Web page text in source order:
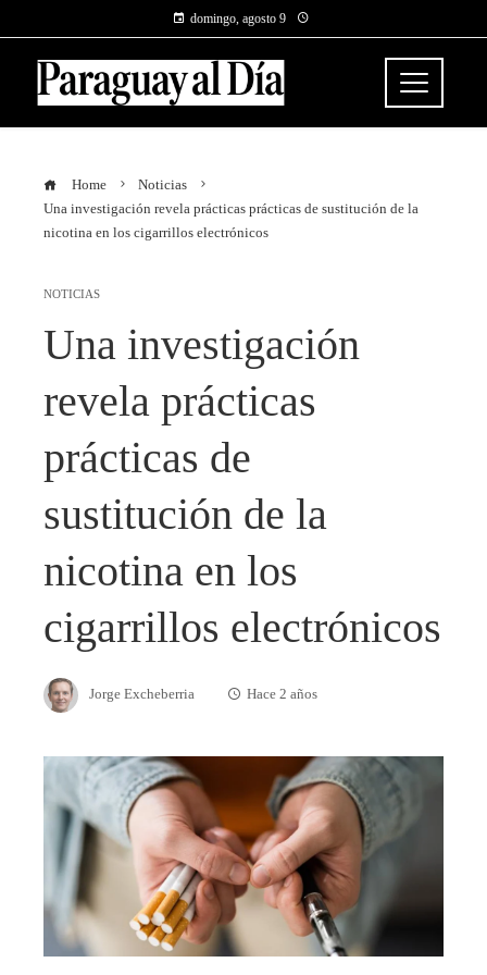
domingo, agosto 9
Home
Noticias
Una investigación revela prácticas prácticas de sustitución de la
nicotina en los cigarrillos electrónicos
NOTICIAS
Una investigación
revela prácticas
prácticas de
sustitución de la
nicotina en los
cigarrillos electrónicos
Jorge Excheberria Hace 2 años